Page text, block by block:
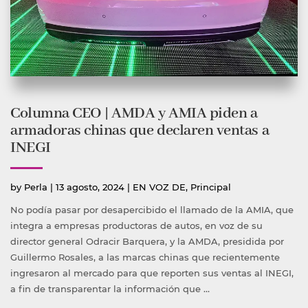
Columna CEO | AMDA y AMIA piden a
armadoras chinas que declaren ventas a
INEGI
by Publicado
Perla | 13 agosto, 2024 | Publicada
EN VOZ DE, Principal
No podía pasar por desapercibido el llamado de la AMIA, que
integra a empresas productoras de autos, en voz de su
director general Odracir Barquera, y la AMDA, presidida por
Guillermo Rosales, a las marcas chinas que recientemente
ingresaron al mercado para que reporten sus ventas al INEGI,
a fin de transparentar la información que …